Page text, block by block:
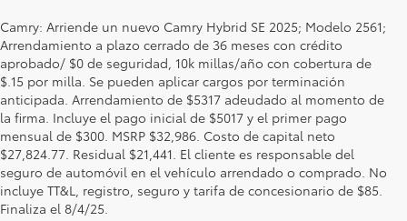
Camry: Arriende un nuevo Camry Hybrid SE 2025; Modelo 2561;
Arrendamiento a plazo cerrado de 36 meses con crédito
aprobado/ $0 de seguridad, 10k millas/año con cobertura de
$.15 por milla. Se pueden aplicar cargos por terminación
anticipada. Arrendamiento de $5317 adeudado al momento de
la firma. Incluye el pago inicial de $5017 y el primer pago
mensual de $300. MSRP $32,986. Costo de capital neto
$27,824.77. Residual $21,441. El cliente es responsable del
seguro de automóvil en el vehículo arrendado o comprado. No
incluye TT&L, registro, seguro y tarifa de concesionario de $85.
Finaliza el 8/4/25.